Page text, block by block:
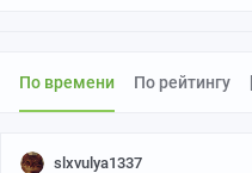
По времени По рейтингу
slxvulya1337